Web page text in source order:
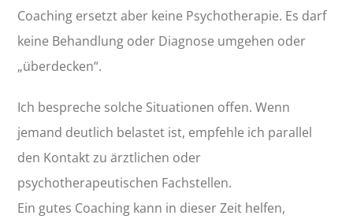
Coaching ersetzt aber keine Psychotherapie. Es darf
keine Behandlung oder Diagnose umgehen oder
„überdecken“.
Ich bespreche solche Situationen offen. Wenn
jemand deutlich belastet ist, empfehle ich parallel
den Kontakt zu ärztlichen oder
psychotherapeutischen Fachstellen.
Ein gutes Coaching kann in dieser Zeit helfen,